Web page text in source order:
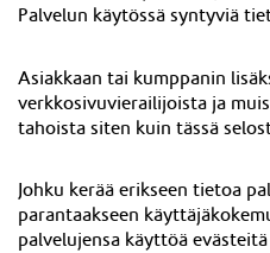
Palvelun käytössä syntyviä
Asiakkaan tai kumppanin
verkkosivuvierailijoista ja
tahoista siten kuin tässä
Johku kerää erikseen tietoa
parantaakseen
palvelujensa käyttöä